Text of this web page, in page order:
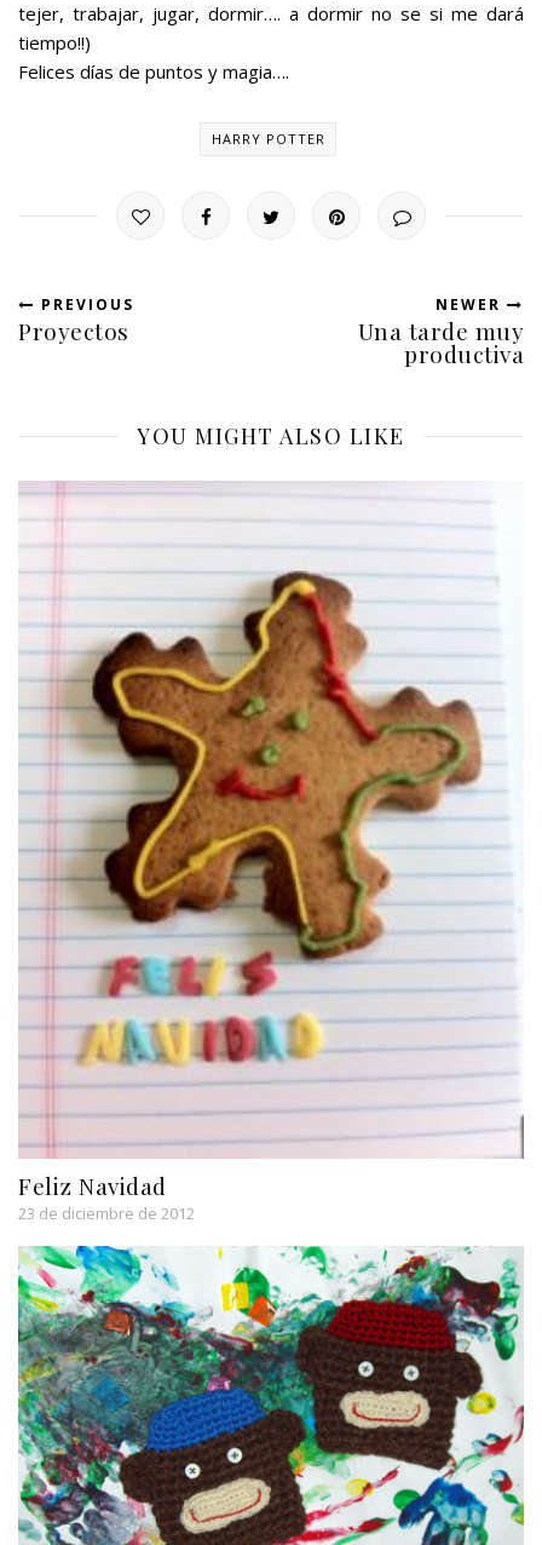
tejer, trabajar, jugar, dormir…. a dormir no se si me dará
tiempo!!)
Felices días de puntos y magia….
HARRY POTTER
PREVIOUS
Proyectos
NEWER
Una tarde muy
productiva
YOU MIGHT ALSO LIKE
Feliz Navidad
23 de diciembre de 2012